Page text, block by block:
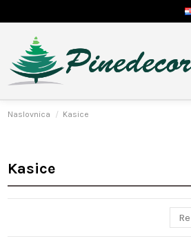
Naslovnica Kasice
Kasice